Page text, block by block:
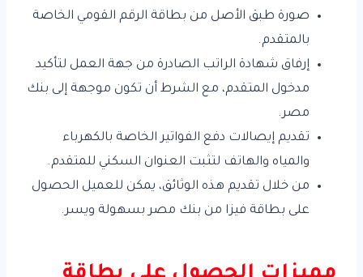
صورة طبق الأصل من بطاقة الرقم القومي الخاصة
بالمتقدم.
إرفاق شهادة الراتب الصادرة من جهة العمل لتأكيد
مدخول المتقدم، مع الشرط أن تكون موجهة إلى بنك
مصر.
تقديم إيصالات دفع الفواتير الخاصة بالكهرباء
والمياه والهاتف لتثبت العنوان السكني للمتقدم.
من خلال تقديم هذه الوثائق، يمكن للعميل الحصول
على بطاقة فيزا من بنك مصر بسهولة ويسر.